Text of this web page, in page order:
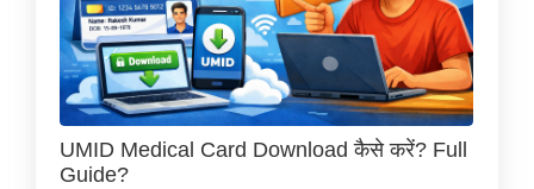
UMID Medical Card Download कैसे करें? Full
Guide?